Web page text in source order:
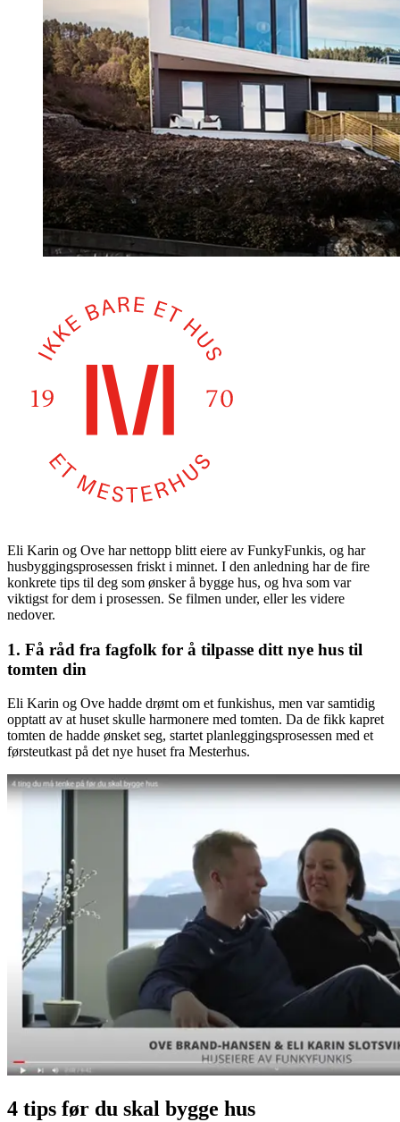
Eli Karin og Ove har nettopp blitt eiere av FunkyFunkis, og har
husbyggingsprosessen friskt i minnet. I den anledning har de fire
konkrete tips til deg som ønsker å bygge hus, og hva som var
viktigst for dem i prosessen. Se filmen under, eller les videre
nedover.
1. Få råd fra fagfolk for å tilpasse ditt nye hus til
tomten din
Eli Karin og Ove hadde drømt om et funkishus, men var samtidig
opptatt av at huset skulle harmonere med tomten. Da de fikk kapret
tomten de hadde ønsket seg, startet planleggingsprosessen med et
førsteutkast på det nye huset fra Mesterhus.
4 tips før du skal bygge hus